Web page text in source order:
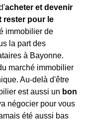
acheter et devenir
rester pour le
immobilier de
la part des
à Bayonne.
marché immobilier
Au-delà d'être
est aussi un bon
négocier pour vous
été aussi bas